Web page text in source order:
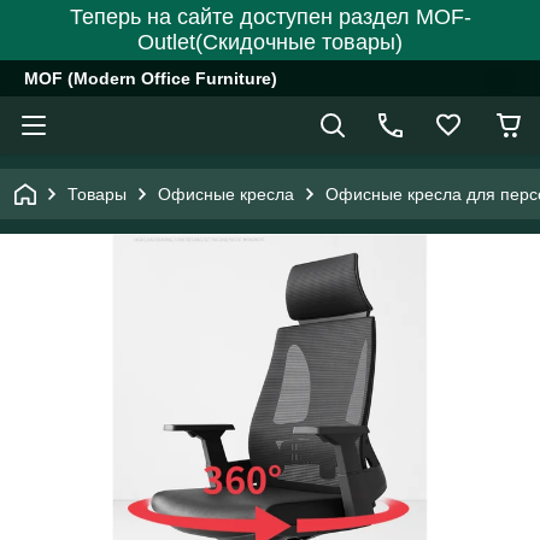
Теперь на сайте доступен раздел MOF-
Outlet(Скидочные товары)
MOF (Modern Office Furniture)
Товары Офисные кресла Офисные кресла для